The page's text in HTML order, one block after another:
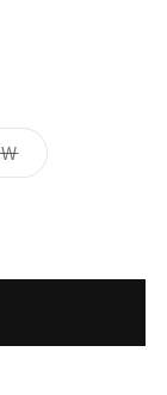
Variante
épuisée